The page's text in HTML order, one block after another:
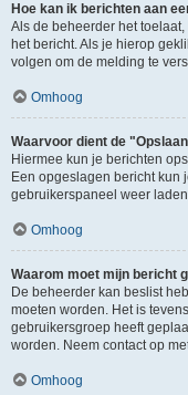
Hoe kan ik berichten aan
Als de beheerder het
het bericht. Als je hierop
volgen om de melding te
Omhoog
Waarvoor dient de
Hiermee kun je berichten
Een opgeslagen bericht kun
gebruikerspaneel weer
Omhoog
Waarom moet mijn bericht
De beheerder kan beslist
moeten worden. Het is
gebruikersgroep heeft
worden. Neem contact op
Omhoog